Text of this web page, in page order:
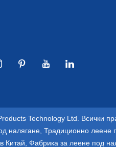
Technology Ltd. Всички
налягане Традиционно леене
Китай Фабрика за леене под